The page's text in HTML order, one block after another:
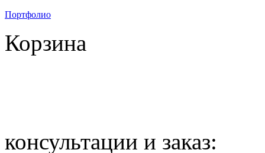
Портфолио
Корзина
консультации и заказ: